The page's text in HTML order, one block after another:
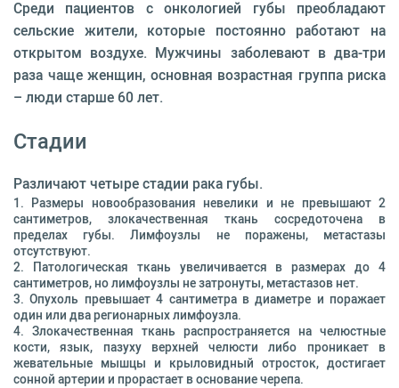
Среди пациентов с онкологией губы преобладают
сельские жители, которые постоянно работают на
открытом воздухе. Мужчины заболевают в два-три
раза чаще женщин, основная возрастная группа риска
– люди старше 60 лет.
Стадии
Различают четыре стадии рака губы.
Размеры новообразования невелики и не превышают 2
сантиметров, злокачественная ткань сосредоточена в
пределах губы. Лимфоузлы не поражены, метастазы
отсутствуют.
Патологическая ткань увеличивается в размерах до 4
сантиметров, но лимфоузлы не затронуты, метастазов нет.
Опухоль превышает 4 сантиметра в диаметре и поражает
один или два регионарных лимфоузла.
Злокачественная ткань распространяется на челюстные
кости, язык, пазуху верхней челюсти либо проникает в
жевательные мышцы и крыловидный отросток, достигает
сонной артерии и прорастает в основание черепа.